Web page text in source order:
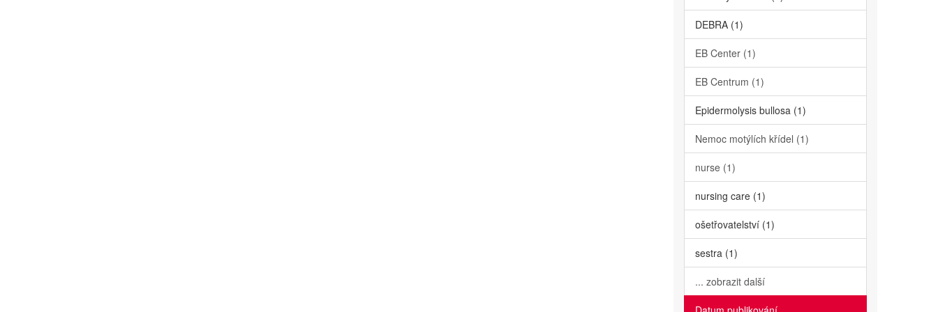
DEBRA (1)
EB Center (1)
EB Centrum (1)
Epidermolysis bullosa (1)
Nemoc motýlích křídel (1)
nurse (1)
nursing care (1)
ošetřovatelství (1)
sestra (1)
... zobrazit další